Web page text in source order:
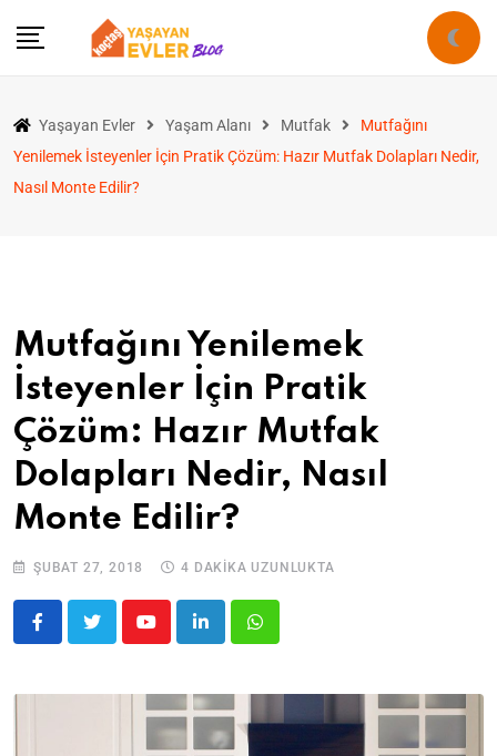
Yaşayan Evler Yaşam Alanı Mutfak
Mutfağını
Yenilemek İsteyenler İçin Pratik Çözüm: Hazır Mutfak Dolapları Nedir,
Nasıl Monte Edilir?
Mutfağını Yenilemek
İsteyenler İçin Pratik
Çözüm: Hazır Mutfak
Dolapları Nedir, Nasıl
Monte Edilir?
ŞUBAT 27, 2018 4 DAKIKA UZUNLUKTA